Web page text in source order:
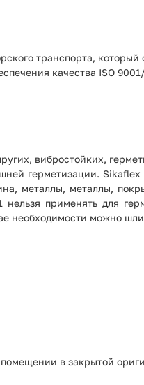
транспорта, который
качества ISO
вибростойких,
герметизации. Sikaflex
металлы, металлы,
применять для
необходимости можно
в закрытой